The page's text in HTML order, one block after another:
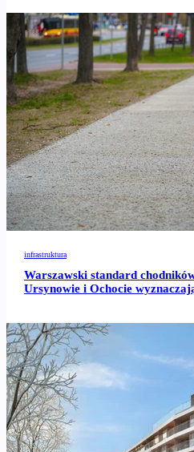
infrastruktura
Warszawski standard
Ursynowie i Ochocie